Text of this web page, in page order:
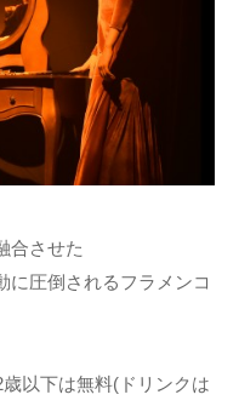
合させた
に圧倒されるフラメンコ
歳以下は無料(ドリンクは